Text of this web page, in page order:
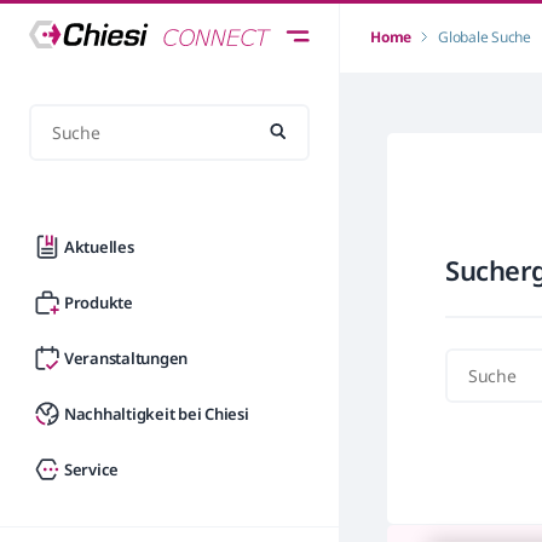
Aktuelles
Produkte
Veranstaltungen
Nachhaltigkeit bei Chiesi
Service
Home Globale Suche